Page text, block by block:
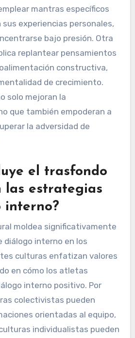
mantras específicos
sus experiencias personales,
bajo presión. Otra
replantear pensamientos
constructiva,
de crecimiento.
solo mejoran la
que también empoderan a
la adversidad de
el trasfondo
las estrategias
interno?
moldea significativamente
diálogo interno en los
culturas enfatizan valores
en cómo los atletas
interno positivo. Por
colectivistas pueden
orientadas al equipo,
individualistas pueden